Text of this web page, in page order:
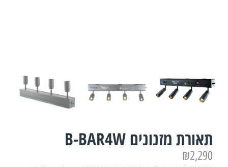
תאורת מזנונים B-BAR4W
₪2,290